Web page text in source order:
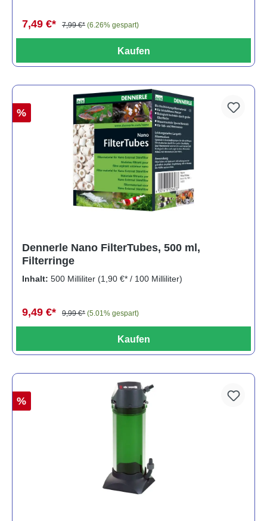
7,49 €* 7,99 €* (6.26% gespart)
Kaufen
%
Dennerle Nano FilterTubes, 500 ml,
Filterringe
Inhalt: 500 Milliliter (1,90 €* / 100 Milliliter)
9,49 €* 9,99 €* (5.01% gespart)
Kaufen
%